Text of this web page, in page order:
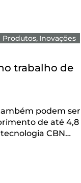
Produtos Inovações
trabalho de
podem ser
de até 4,8
CBN…